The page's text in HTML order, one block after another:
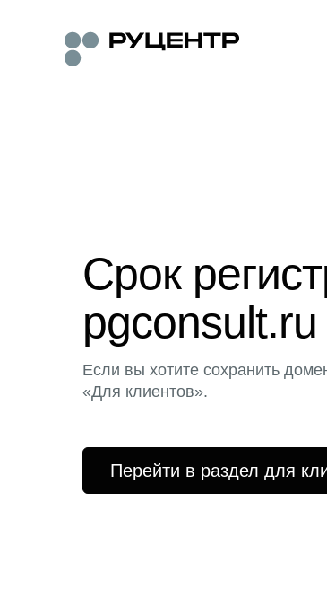
Срок
pgconsult.ru
Если вы хотите сохранить
«Для клиентов».
Перейти в раздел для